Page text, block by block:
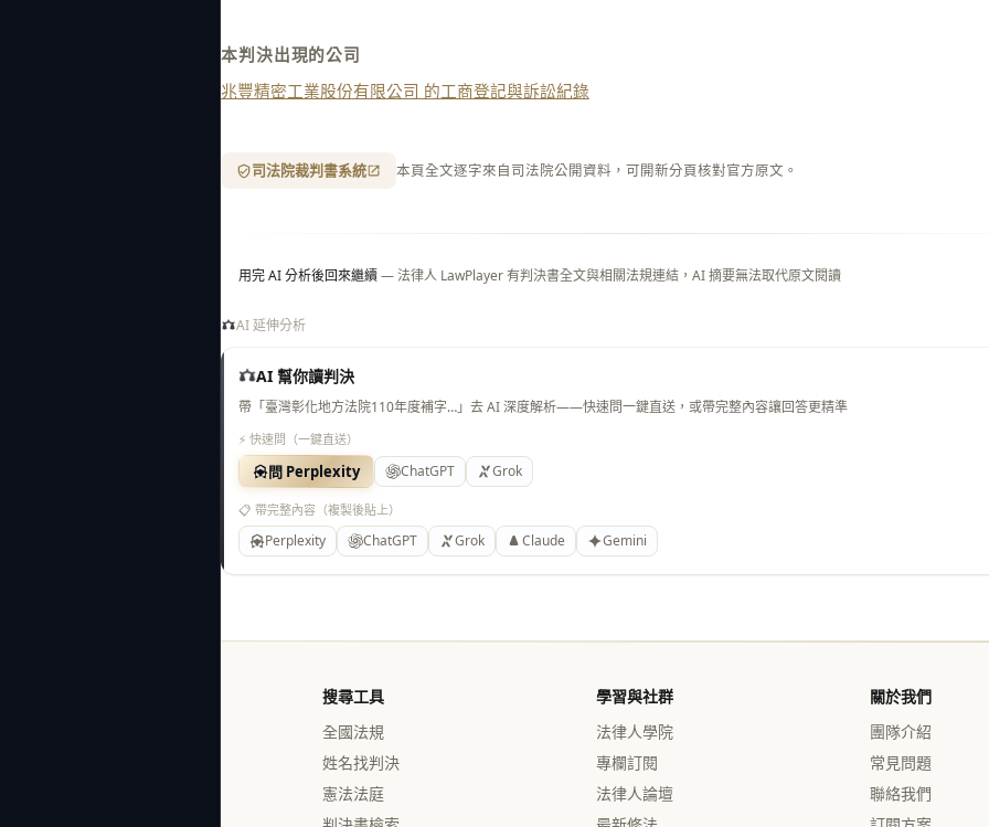
本判決出現的公司
兆豐精密工業股份有限公司 的工商登記與訴訟紀錄
司法院裁判書系統 本頁全文逐字來自司法院公開資料，可開新分頁核對官方原文。
用完 AI 分析後回來繼續— 法律人 LawPlayer 有判決書全文與相關法規連結，AI 摘要無法取代原文閱讀
AI 延伸分析
AI 幫你讀判決
帶「臺灣彰化地方法院110年度補字…」去 AI 深度解析——快速問一鍵直送，或帶完整內容讓回答更精準
⚡ 快速問（一鍵直送）
問 Perplexity ChatGPT Grok
📋 帶完整內容（複製後貼上）
Perplexity ChatGPT Grok Claude Gemini
搜尋工具
全國法規
姓名找判決
憲法法庭
學習與社群
法律人學院
專欄訂閱
法律人論壇
關於我們
團隊介紹
常見問題
聯絡我們